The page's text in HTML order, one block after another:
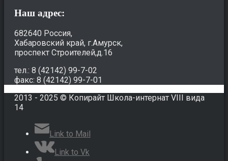
Наш адрес:
682640 Россия,
Хабаровский край, г.Амурск,
проспект Строителей,д.16
тел.: 8 (42142) 99-7-02
факс: 8 (42142) 99-7-01
2013 - 2025 © Копирайт Школа-интернат VIII вида
14
Link to Mail
Link to Vk